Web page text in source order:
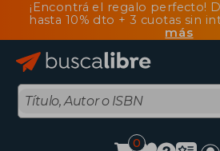
¡Encontrá el regalo perfecto!
hasta 10% dto + 3 cuotas sin
más
0